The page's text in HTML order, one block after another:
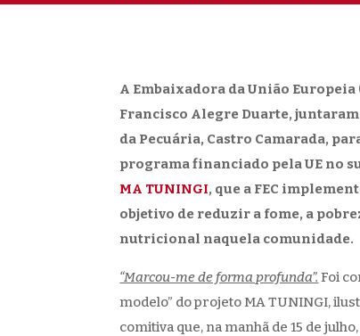
A Embaixadora da União Europeia
Francisco Alegre Duarte,
da Pecuária, Castro Camarada,
programa financiado pela UE no
MA TUNINGI, que a FEC
objetivo de reduzir a fome, a
nutricional naquela comunidade.
“Marcou-me de forma profunda”. Foi
modelo” do projeto MA TUNINGI,
comitiva que, na manhã de 15 de